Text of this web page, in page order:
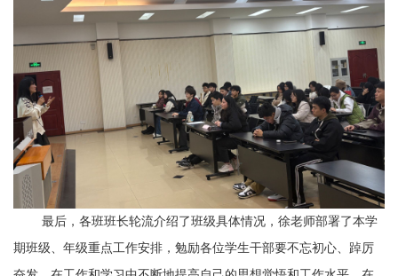
最后，各班班长轮流介绍了班级具体情况，徐老师部署了本学
期班级、年级重点工作安排，勉励各位学生干部要不忘初心、踔厉